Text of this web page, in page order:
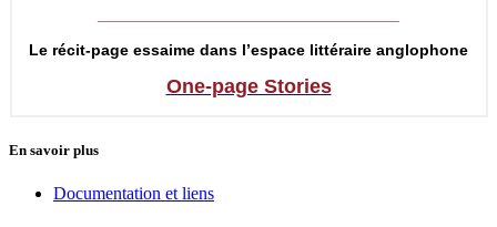
Le récit-page essaime dans l’espace littéraire anglophone
One-page Stories
En savoir plus
Documentation et liens